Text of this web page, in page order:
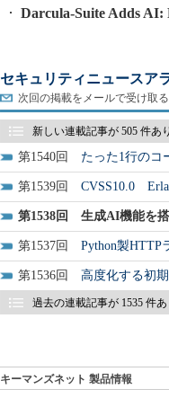
Darcula-Suite Adds AI:
セキュリティニュースア
次回の掲載をメールで受け取る
新しい連載記事が 505 件あ
1540 たった1行のコ
1539 CVSS10.0
1538 生成AI機能を
1537 Python製
1536 高度化する初
過去の連載記事が 1535 件
キーマンズネット 製品情報